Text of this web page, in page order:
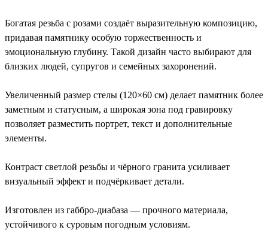
Богатая резьба с розами создаёт выразительную композицию,
придавая памятнику особую торжественность и
эмоциональную глубину. Такой дизайн часто выбирают для
близких людей, супругов и семейных захоронений.
Увеличенный размер стелы (120×60 см) делает памятник более
заметным и статусным, а широкая зона под гравировку
позволяет разместить портрет, текст и дополнительные
элементы.
Контраст светлой резьбы и чёрного гранита усиливает
визуальный эффект и подчёркивает детали.
Изготовлен из габбро-диабаза — прочного материала,
устойчивого к суровым погодным условиям.